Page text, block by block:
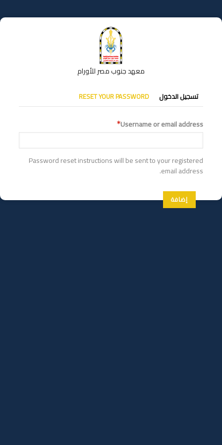
إلى
المحتوى
معهد جنوب مصر للأورام
التبويبات
الأساسية
تسجيل الدخول RESET YOUR PASSWORD
Username or email address
Password reset instructions will be sent to your registered
email address.